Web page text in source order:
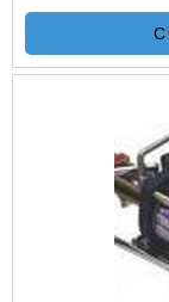
etc. O
está
altíssima
a excelência
testes cada